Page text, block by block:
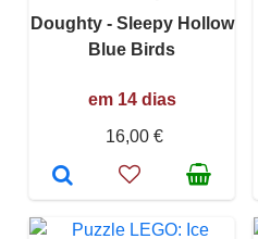
Doughty - Sleepy Hollow
Blue Birds
em 14 dias
16,00 €